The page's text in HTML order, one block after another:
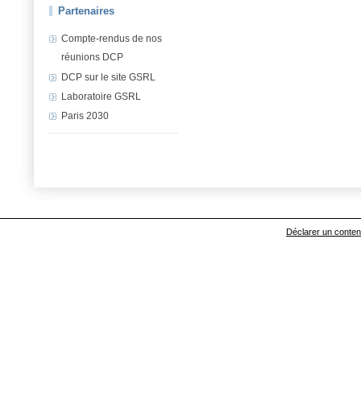
Partenaires
Compte-rendus de nos
réunions DCP
DCP sur le site GSRL
Laboratoire GSRL
Paris 2030
Déclarer un